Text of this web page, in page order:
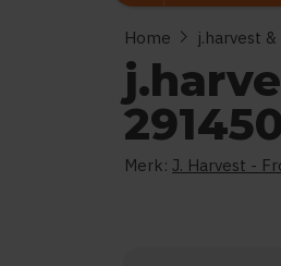
Home chevron_right j.harvest
Merk: J. Harvest -